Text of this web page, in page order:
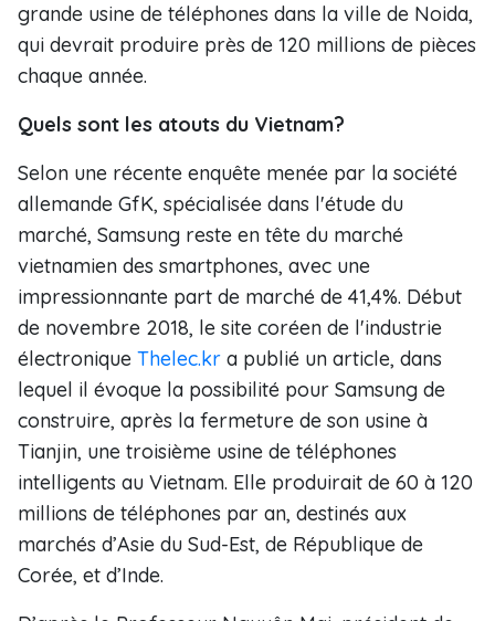
grande usine de téléphones dans la ville de Noida,
qui devrait produire près de 120 millions de pièces
chaque année.
Quels sont les atouts du Vietnam?
Selon une récente enquête menée par la société
allemande GfK, spécialisée dans l'étude du
marché, Samsung reste en tête du marché
vietnamien des smartphones, avec une
impressionnante part de marché de 41,4%. Début
de novembre 2018, le site coréen de l'industrie
électronique Thelec.kr a publié un article, dans
lequel il évoque la possibilité pour Samsung de
construire, après la fermeture de son usine à
Tianjin, une troisième usine de téléphones
intelligents au Vietnam. Elle produirait de 60 à 120
millions de téléphones par an, destinés aux
marchés d’Asie du Sud-Est, de République de
Corée, et d’Inde.